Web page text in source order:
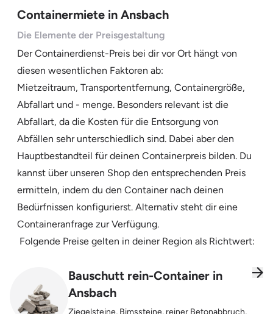
Containermiete in Ansbach
Die Elemente der Preisgestaltung
Der Containerdienst-Preis bei dir vor Ort hängt von
diesen wesentlichen Faktoren ab:
Mietzeitraum, Transportentfernung, Containergröße,
Abfallart und - menge. Besonders relevant ist die
Abfallart, da die Kosten für die Entsorgung von
Abfällen sehr unterschiedlich sind. Dabei aber den
Hauptbestandteil für deinen Containerpreis bilden. Du
kannst über unseren Shop den entsprechenden Preis
ermitteln, indem du den Container nach deinen
Bedürfnissen konfigurierst. Alternativ steht dir eine
Containeranfrage zur Verfügung.
Folgende Preise gelten in deiner Region als Richtwert:
Bauschutt rein-Container in
Ansbach
Ziegelsteine, Bimssteine, reiner Betonabbruch,